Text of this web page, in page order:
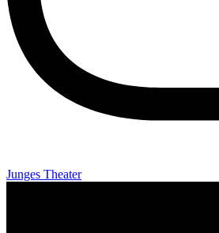
Junges Theater